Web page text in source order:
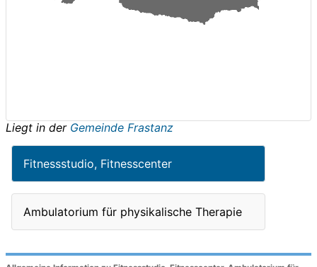
Liegt in der Gemeinde Frastanz
Fitnessstudio, Fitnesscenter
Ambulatorium für physikalische Therapie